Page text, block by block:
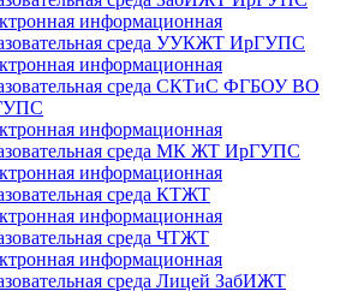
информационная
среда УУКЖТ ИрГУПС
информационная
среда СКТиС ФГБОУ ВО
информационная
среда МК ЖТ ИрГУПС
информационная
среда КТЖТ
информационная
среда ЧТЖТ
информационная
среда Лицей ЗабИЖТ